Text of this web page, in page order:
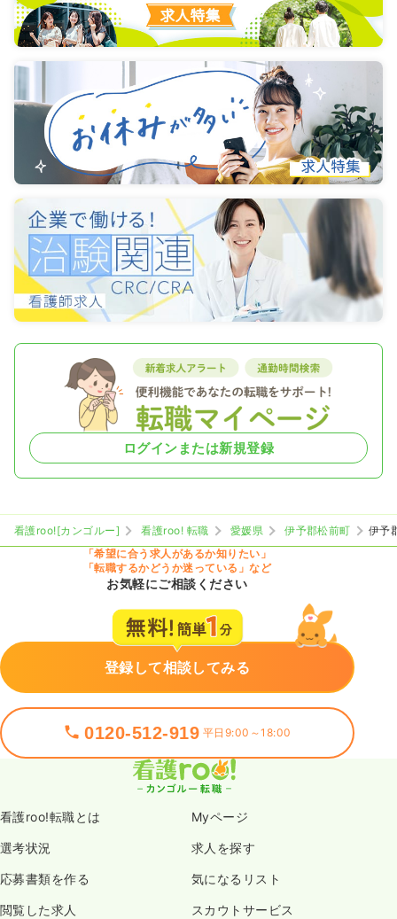
ログインまたは新規登録
看護roo![カンゴルー] 看護roo! 転職 愛媛県 伊予郡松前町
伊予
「希望に合う求人があるか知りたい」
「転職するかどうか迷っている」など
お気軽にご相談ください
登録して相談してみる
0120-512-919 平日9:00～18:00
看護roo!転職とは Myページ
選考状況 求人を探す
応募書類を作る 気になるリスト
閲覧した求人 スカウトサービス